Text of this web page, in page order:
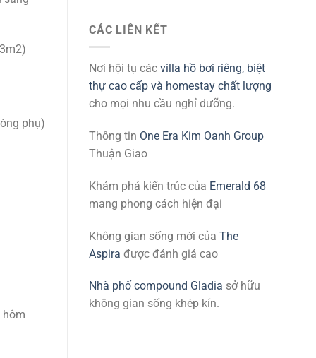
CÁC LIÊN KẾT
Nơi hội tụ các villa hồ bơi riêng, biệt
thự cao cấp và homestay chất lượng
cho mọi nhu cầu nghỉ dưỡng.
Thông tin One Era Kim Oanh Group
Thuận Giao
Khám phá kiến trúc của Emerald 68
mang phong cách hiện đại
Không gian sống mới của The
Aspira được đánh giá cao
Nhà phố compound Gladia sở hữu
không gian sống khép kín.
phụ)
hôm